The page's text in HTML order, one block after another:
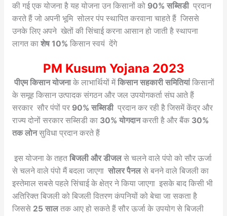
की गई एक योजना है यह योजना उन किसानों को 90% सब्सिडीप्रदान
करते हैं जो अपनी भूमि सोलर पंप स्थापित करवाना चाहते हैं जिससे
उनके लिए अपने खेतों की सिंचाई करना आसान हो जाती है स्थापना
लागत का शेष 10% किसान स्वयं देंगे
PM Kusum Yojana 2023
पीएम किसान योजनाके लाभार्थियों मेंकिसान सहकारी समितियांकिसानों
के समूह किसान उत्पादक संगठन और जल उपयोगकर्ता संघ आते हैं
सरकार सौर पंपों पर90% सब्सिडीप्रदान कर रही है जिसमें केंद्र और
राज्य दोनों सरकार सब्सिडी का30% योगदानकरती है और बैंक30%
तक लोनसुविधा प्रदान करते हैं
इस योजना के तहत बिजली और डीजलसे चलने वाले पंपो को सौर ऊर्जा
से चलने वाले पंपो मैं बदला जाएगा सोलर पैनलसे बनने वाले बिजली का
इस्तेमाल सबसे पहले सिंचाई के क्षेत्र ने किया जाएगा इसके बाद किसी भी
अतिरिक्त बिजली को बिजली वितरण कंपनियों को बेचा जा सकता है
जिससे 25 सालतक आए हो सकते हैं सौर ऊर्जा के उपयोग से बिजली